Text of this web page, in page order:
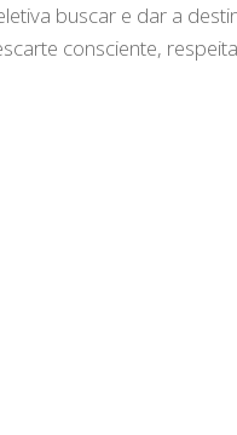
buscar e dar a
consciente,